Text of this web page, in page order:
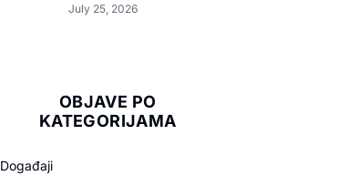
July 25, 2026
OBJAVE PO
KATEGORIJAMA
Događaji